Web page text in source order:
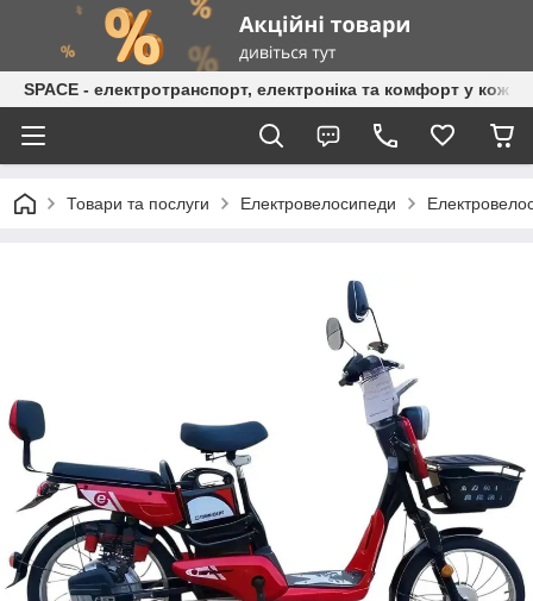
SPACE - електротранспорт, електроніка та комфорт у
Товари та послуги Електровелосипеди